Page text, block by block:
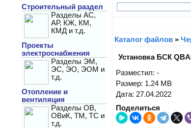
Строительный раздел
Разделы АС,
АР, КЖ, КМ,
КМД и т.д.
Проекты
электроснабжения
Разделы ЭМ,
ЭС, ЭО, ЭОМ и
т.д.
Отопление и
вентиляция
Разделы ОВ,
ОВиК, ТМ, ТС и
т.д.
Каталог файлов »
Установка БСК
Разместил: -
Размер: 1.24 MB
Дата: 27.04.2022
Поделиться